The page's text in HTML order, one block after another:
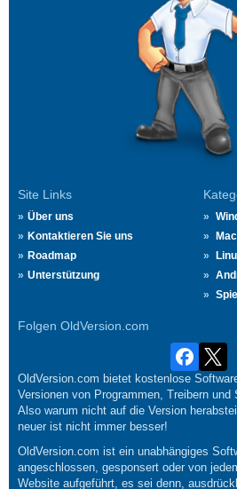
Site Links
Über uns
Kontaktieren Sie uns
Roadmap
Unterstützung
Mac
Folgen OldVersion.com
OldVersion.com bietet kostenlose
Versionen von Programmen, Treibern und
Also warum nicht auf die Version
neuer ist nicht immer besser!
OldVersion.com ist ein unabhängiges
angeschlossen, gesponsert oder von
Website aufgeführt, es sei denn,